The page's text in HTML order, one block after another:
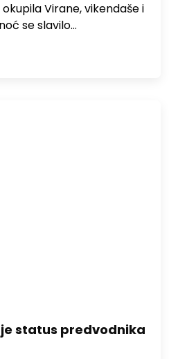
Virane, vikendaše i
se slavilo…
status predvodnika